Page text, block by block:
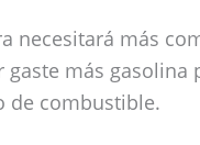
necesitará más
más gasolina
de combustible.